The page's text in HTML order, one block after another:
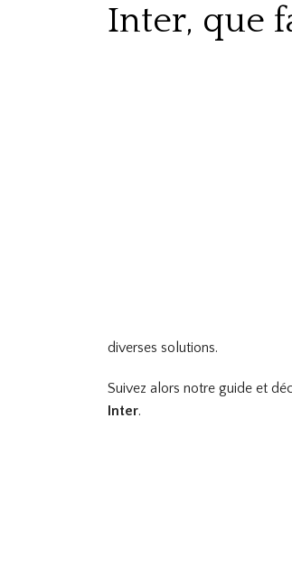
Inter, que
diverses solutions.
Suivez alors notre guide et
Inter.